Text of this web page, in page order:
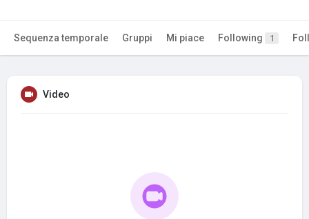
Sequenza temporale Gruppi Mi piace Following 1
Video